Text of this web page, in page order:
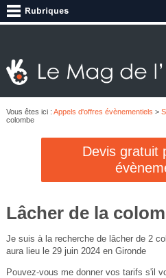
Vous êtes ici : Appels d'offres évènementiels >
colombe
Devis gratuit
Lâcher de la
Je suis à la recherche de lâcher de 2
aura lieu le 29 juin 2024 en Gironde
Pouvez-vous me donner vos tarifs s'il